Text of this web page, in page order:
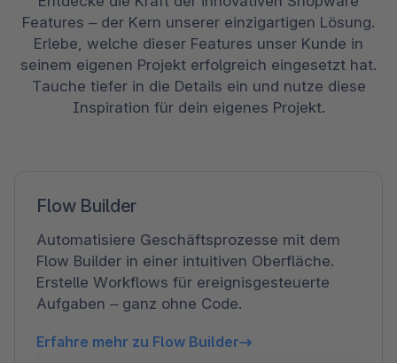
Features – der Kern unserer einzigartigen Lösung.
Erlebe, welche dieser Features unser Kunde in
seinem eigenen Projekt erfolgreich eingesetzt hat.
Tauche tiefer in die Details ein und nutze diese
Inspiration für dein eigenes Projekt.
Flow Builder
Automatisiere Geschäftsprozesse mit dem
Flow Builder in einer intuitiven Oberfläche.
Erstelle Workflows für ereignisgesteuerte
Aufgaben – ganz ohne Code.
Erfahre mehr zu Flow Builder